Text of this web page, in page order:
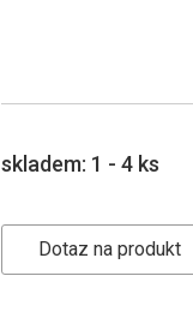
skladem: 1 - 4 ks
Dotaz na produkt